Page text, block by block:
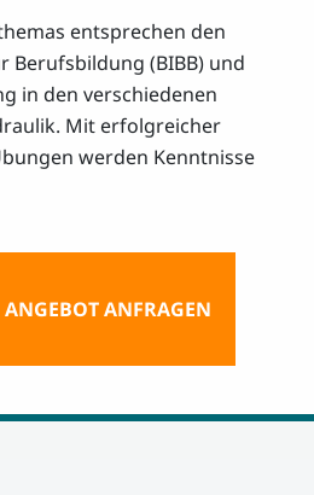
entsprechen den
Berufsbildung (BIBB) und
in den verschiedenen
Mit erfolgreicher
werden Kenntnisse
ANGEBOT ANFRAGEN